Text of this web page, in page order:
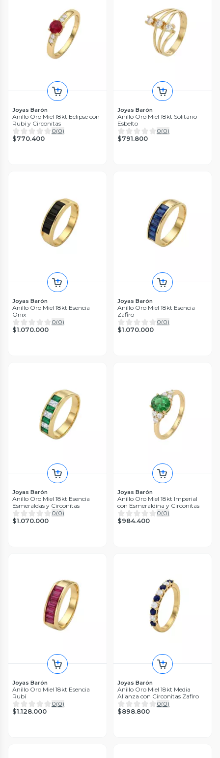
Joyas Barón
Anillo Oro Miel 18kt Eclipse con
Rubí y Circonitas
0(0)
$770.400
Joyas Barón
Anillo Oro Miel 18kt Solitario
Esbelto
0(0)
$791.800
Joyas Barón
Anillo Oro Miel 18kt Esencia
Ónix
0(0)
$1.070.000
Joyas Barón
Anillo Oro Miel 18kt Esencia
Zafiro
0(0)
$1.070.000
Joyas Barón
Anillo Oro Miel 18kt Esencia
Esmeraldas y Circonitas
0(0)
$1.070.000
Joyas Barón
Anillo Oro Miel 18kt Imperial
con Esmeraldina y Circonitas
0(0)
$984.400
Joyas Barón
Anillo Oro Miel 18kt Esencia
Rubí
0(0)
$1.128.000
Joyas Barón
Anillo Oro Miel 18kt Media
Alianza con Circonitas Zafiro
0(0)
$898.800